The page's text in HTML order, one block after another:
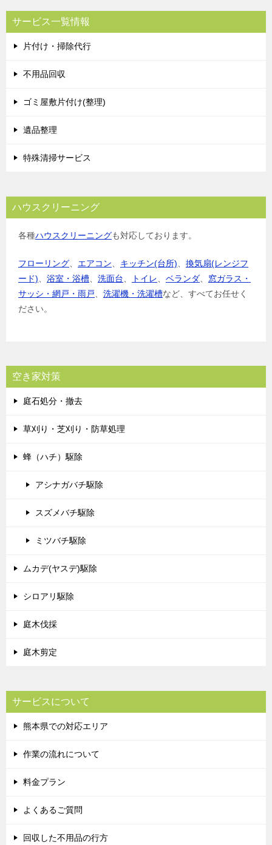
サービス一覧情報
片付け・掃除代行
不用品回収
ゴミ屋敷片付け(整理)
遺品整理
特殊清掃サービス
ハウスクリーニング
各種ハウスクリーニングも対応しております。
フローリング エアコン キッチン(台所)
換気扇(レンジフ
ード)
浴室・浴槽 洗面台 トイレ ベランダ
窓ガラス・
サッシ・網戸・雨戸
洗濯機・洗濯槽など、すべてお任せく
ださい。
空き家対策
庭石処分・撤去
草刈り・芝刈り・防草処理
蜂（ハチ）駆除
アシナガバチ駆除
スズメバチ駆除
ミツバチ駆除
ムカデ(ヤスデ)駆除
シロアリ駆除
庭木伐採
庭木剪定
サービスについて
熊本県での対応エリア
作業の流れについて
料金プラン
よくあるご質問
回収した不用品の行方